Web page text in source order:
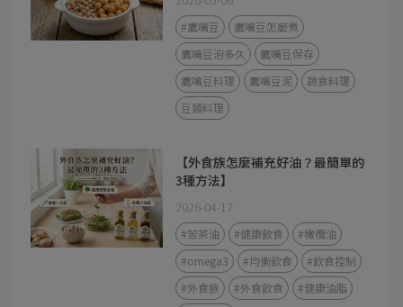
#鷹嘴豆
鷹嘴豆怎麼煮
鷹嘴豆泡多久
鷹嘴豆保存
鷹嘴豆料理
鷹嘴豆泥
蔬食料理
豆類料理
【外食族怎麼補充好油？最簡單的
3種方法】
2026-04-17
#苦茶油 #健康飲食
#橄欖油
#omega3
#均衡飲食
#飲食控制
#外食族
#外食飲食
#健康油脂